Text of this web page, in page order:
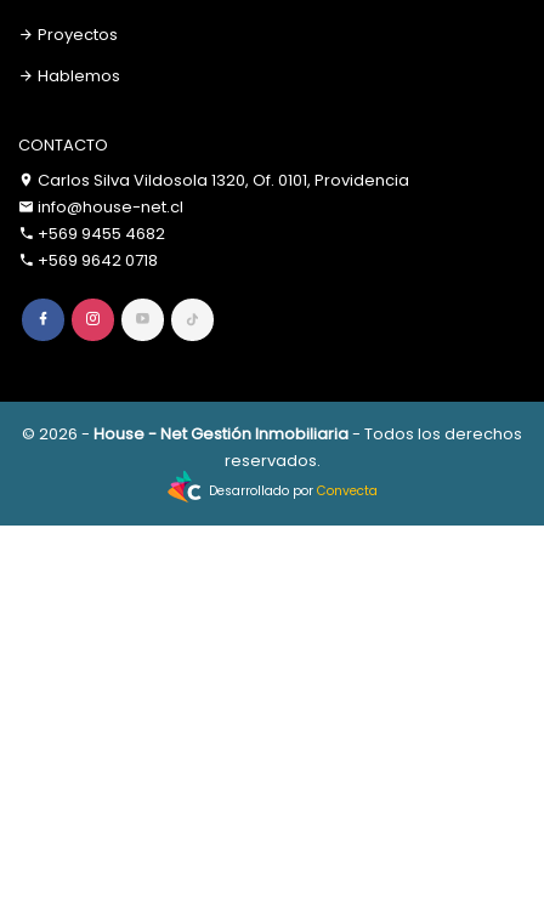
Proyectos
Hablemos
CONTACTO
Carlos Silva Vildosola 1320, Of. 0101, Providencia
info@house-net.cl
+569 9455 4682
+569 9642 0718
© 2026 - House - Net Gestión Inmobiliaria- Todos los derechos
reservados.
Desarrollado por Convecta